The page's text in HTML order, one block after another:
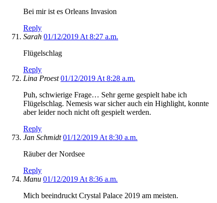
Bei mir ist es Orleans Invasion
Reply
Sarah 01/12/2019 At 8:27 a.m.
Flügelschlag
Reply
Lina Proest 01/12/2019 At 8:28 a.m.
Puh, schwierige Frage… Sehr gerne gespielt habe ich
Flügelschlag. Nemesis war sicher auch ein Highlight, konnte
aber leider noch nicht oft gespielt werden.
Reply
Jan Schmidt 01/12/2019 At 8:30 a.m.
Räuber der Nordsee
Reply
Manu 01/12/2019 At 8:36 a.m.
Mich beeindruckt Crystal Palace 2019 am meisten.